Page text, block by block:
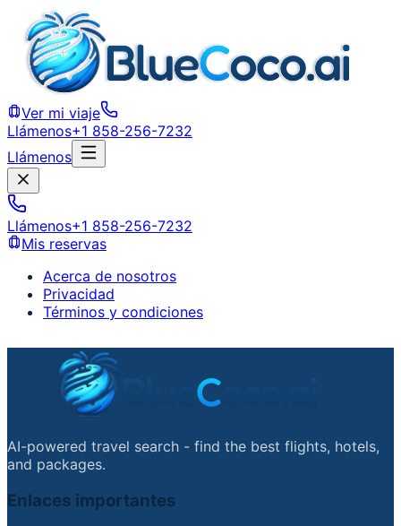
Ver mi viaje
Llámenos+1 858-256-7232
Llámenos
Llámenos+1 858-256-7232
Mis reservas
Acerca de nosotros
Privacidad
Términos y condiciones
AI-powered travel search - find the best flights, hotels,
and packages.
Enlaces importantes